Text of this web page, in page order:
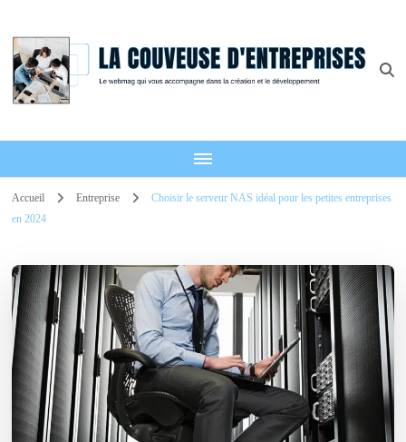
D'Entreprises
Accueil Entreprise
Choisir le serveur NAS idéal pour les petites entreprises
en 2024